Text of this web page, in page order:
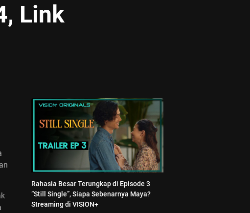
Link
Rahasia Besar Terungkap di Episode 3
“Still Single”, Siapa Sebenarnya Maya?
Streaming di VISION+